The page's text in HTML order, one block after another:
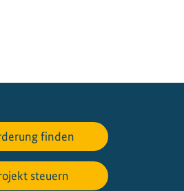
v
e
r
s
finden
steuern